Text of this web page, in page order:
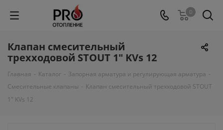
0
Клапан смесительный
трехходовой STOUT 1" KVs 12
Главная - Каталог - Запорная арматура и регулирующая арматура -
Смесительные клапаны - Клапан смесительный трехходовой STOUT
1" KVs 12